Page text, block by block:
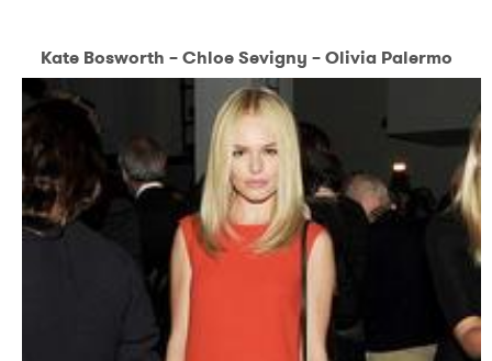
Kate Bosworth – Chloe Sevigny – Olivia Palermo